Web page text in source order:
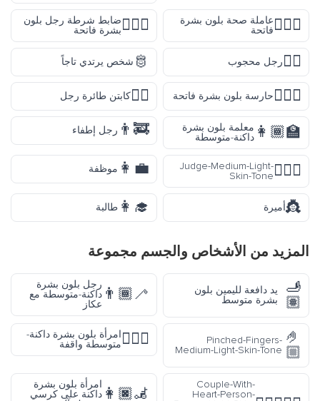
👩🏻‍⚕️عاملة صحة بلون بشرة
فاتحة
👮🏻‍♂️ضابط شرطة رجل بلون
بشرة فاتحة
👰‍♂️رجل محجوب 🫅 شخص يرتدي تاجاً
💂🏻‍♀️حارسة بلون بشرة فاتحة 👨‍✈️كابتن طائرة رجل
👩🏾‍🏫 معلمة بلون بشرة
داكنة-متوسطة
👨‍🚒 رجل إطفاء
🧑🏼‍⚖️
Judge-Medium-Light-
Skin-Tone
👩‍💼 موظفة
👸أميرة 👩‍🎓 طالبة
المزيد من الأشخاص والجسم مجموعة
🫸
🏽
يد دافعة لليمين بلون
بشرة متوسط
👨🏾‍🦯
رجل بلون بشرة
داكنة-متوسطة مع
عكاز
🤌
🏼
Pinched-Fingers-
Medium-Light-Skin-Tone
🧍🏾‍♀️امرأة بلون بشرة داكنة-
متوسطة واقفة
Couple-With-
Heart-Person-
👩🏿‍🦼
امرأة بلون بشرة
داكنة على كرسي